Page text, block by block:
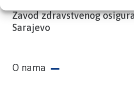
Zavod zdravstvenog
Sarajevo
O nama